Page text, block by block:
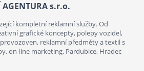
AGENTURA s.r.o.
kompletní reklamní služby. Od
grafické koncepty, polepy vozidel,
reklamní předměty a textil s
on-line marketing. Pardubice, Hradec